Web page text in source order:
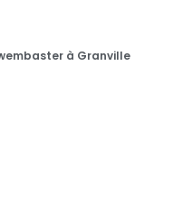
à Granville